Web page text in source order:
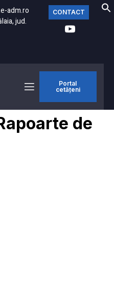
adm.ro
jud.
CONTACT
Portal
cetățeni
de